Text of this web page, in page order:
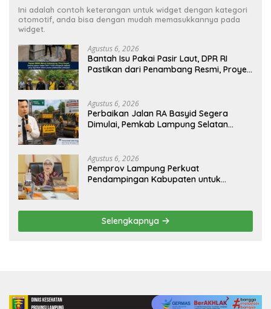
Ini adalah contoh keterangan untuk widget dengan kategori
otomotif, anda bisa dengan mudah memasukkannya pada
widget.
Agustus 6, 2026
Bantah Isu Pakai Pasir Laut, DPR RI
Pastikan dari Penambang Resmi, Proyek
Agustus 6, 2026
Perbaikan Jalan RA Basyid Segera
Dimulai, Pemkab Lampung Selatan
Agustus 6, 2026
Pemprov Lampung Perkuat
Pendampingan Kabupaten untuk
Selengkapnya